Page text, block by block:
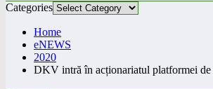
Categories
Home
eNEWS
2020
DKV intră în acționariatul platformei